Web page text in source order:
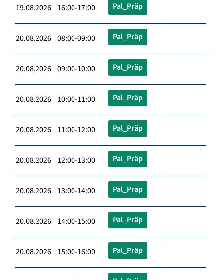
19.08.2026 16:00-17:00 Pal_Präp
20.08.2026 08:00-09:00 Pal_Präp
20.08.2026 09:00-10:00 Pal_Präp
20.08.2026 10:00-11:00 Pal_Präp
20.08.2026 11:00-12:00 Pal_Präp
20.08.2026 12:00-13:00 Pal_Präp
20.08.2026 13:00-14:00 Pal_Präp
20.08.2026 14:00-15:00 Pal_Präp
20.08.2026 15:00-16:00 Pal_Präp